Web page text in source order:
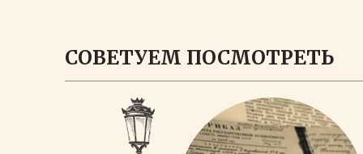
СОВЕТУЕМ ПОСМОТРЕТЬ